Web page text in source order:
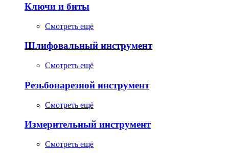
Ключи и биты
Смотреть ещё
Шлифовальный инструмент
Смотреть ещё
Резьбонарезной инструмент
Смотреть ещё
Измерительный инструмент
Смотреть ещё